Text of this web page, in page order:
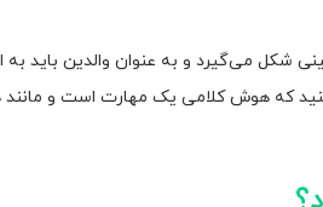
شکل می‌گیرد و به عنوان والدین باید
که هوش کلامی یک مهارت است و مانند